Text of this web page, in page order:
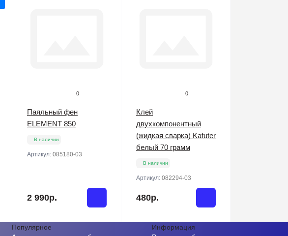
0
Паяльный фен
ELEMENT 850
В наличии
Артикул: 085180-03
2 990р.
0
Клей
двухкомпонентный
(жидкая сварка) Kafuter
белый 70 грамм
В наличии
Артикул: 082294-03
480р.
Популярное
Информация